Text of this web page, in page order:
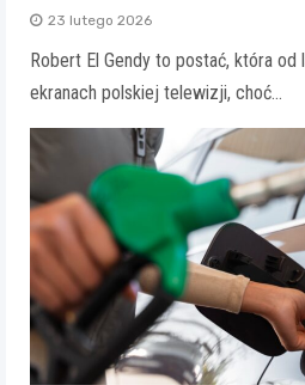
23 lutego 2026
Robert El Gendy to postać, która od
ekranach polskiej telewizji, choć…